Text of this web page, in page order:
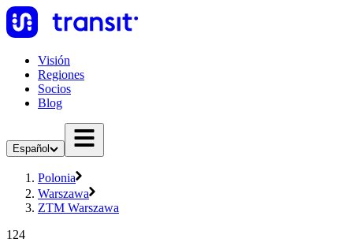
Visión
Regiones
Socios
Blog
Español
Polonia
Warszawa
ZTM Warszawa
124